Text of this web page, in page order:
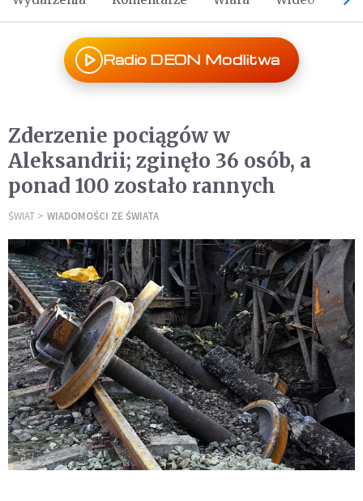
Radio DEON Modlitwa
Zderzenie pociągów w
Aleksandrii; zginęło 36 osób, a
ponad 100 zostało rannych
ŚWIAT WIADOMOŚCI ZE ŚWIATA